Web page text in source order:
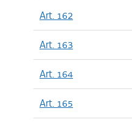
Art. 162
Art. 163
Art. 164
Art. 165